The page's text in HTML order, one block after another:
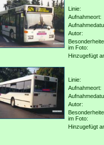
Linie:
Aufnahmeort:
Autor:
im Foto:
Hinzugefügt
Linie:
Aufnahmeort:
Autor:
im Foto:
Hinzugefügt